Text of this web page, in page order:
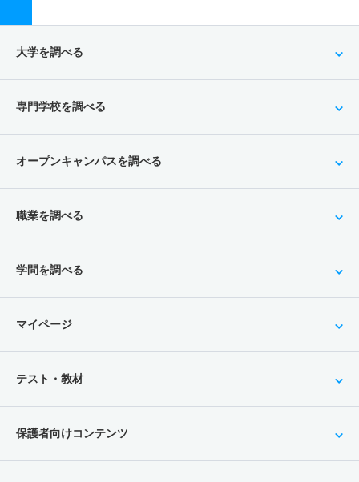
大学を調べる
専門学校を調べる
オープンキャンパスを調べる
職業を調べる
学問を調べる
マイページ
テスト・教材
保護者向けコンテンツ